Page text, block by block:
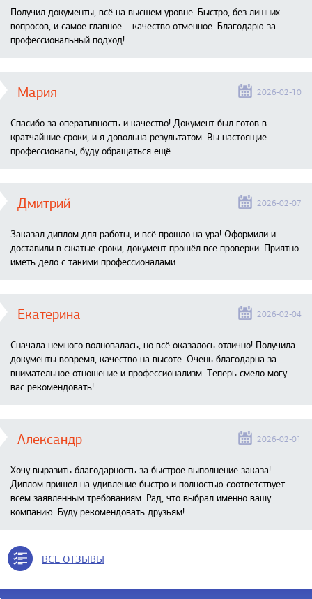
Получил документы, всё на высшем уровне. Быстро, без лишних
вопросов, и самое главное – качество отменное. Благодарю за
профессиональный подход!
Мария 2026-02-10
Спасибо за оперативность и качество! Документ был готов в
кратчайшие сроки, и я довольна результатом. Вы настоящие
профессионалы, буду обращаться ещё.
Дмитрий 2026-02-07
Заказал диплом для работы, и всё прошло на ура! Оформили и
доставили в сжатые сроки, документ прошёл все проверки. Приятно
иметь дело с такими профессионалами.
Екатерина 2026-02-04
Сначала немного волновалась, но всё оказалось отлично! Получила
документы вовремя, качество на высоте. Очень благодарна за
внимательное отношение и профессионализм. Теперь смело могу
вас рекомендовать!
Александр 2026-02-01
Хочу выразить благодарность за быстрое выполнение заказа!
Диплом пришел на удивление быстро и полностью соответствует
всем заявленным требованиям. Рад, что выбрал именно вашу
компанию. Буду рекомендовать друзьям!
ВСЕ ОТЗЫВЫ